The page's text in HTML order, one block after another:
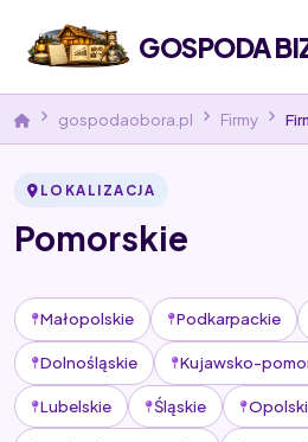
GOSPODA
gospodaobora.pl Firmy
LOKALIZACJA
Pomorskie
Małopolskie Podkarpackie
Dolnośląskie Kujawsko-
Lubelskie Śląskie